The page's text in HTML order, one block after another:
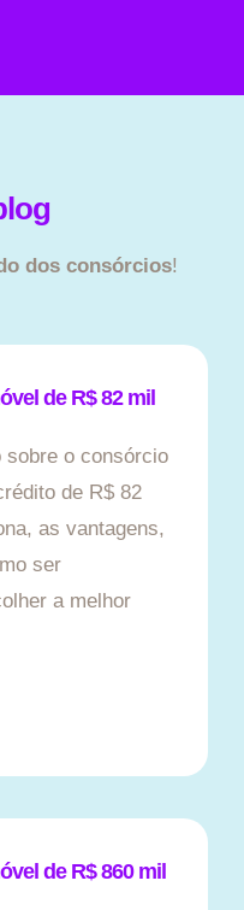
dos consórcios!
de R$ 82 mil
sobre o consórcio
de R$ 82
as vantagens,
ser
a melhor
de R$ 860 mil